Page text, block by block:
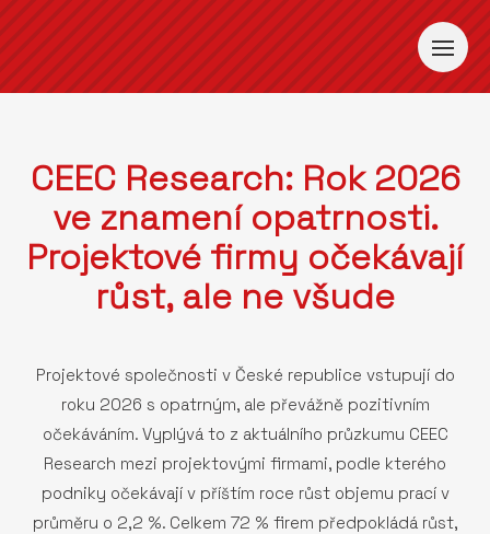
CEEC Research: Rok 2026
ve znamení opatrnosti.
Projektové firmy očekávají
růst, ale ne všude
Projektové společnosti v České republice vstupují do
roku 2026 s opatrným, ale převážně pozitivním
očekáváním. Vyplývá to z aktuálního průzkumu CEEC
Research mezi projektovými firmami, podle kterého
podniky očekávají v příštím roce růst objemu prací v
průměru o 2,2 %. Celkem 72 % firem předpokládá růst,